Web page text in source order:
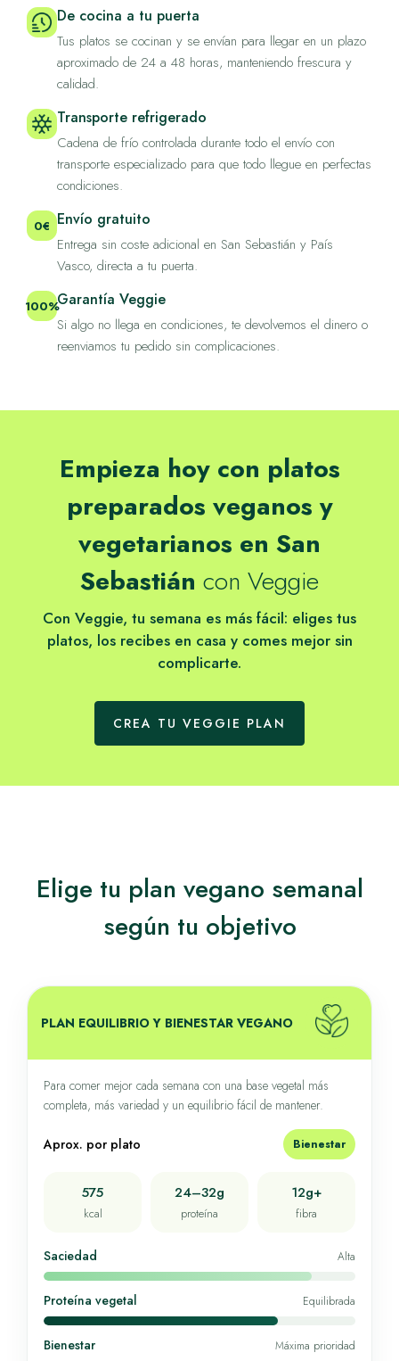
De cocina a tu puerta
Tus platos se cocinan y se envían para llegar en un plazo
aproximado de 24 a 48 horas, manteniendo frescura y
calidad.
Transporte refrigerado
Cadena de frío controlada durante todo el envío con
transporte especializado para que todo llegue en perfectas
condiciones.
0€ Envío gratuito
Entrega sin coste adicional en San Sebastián y País
Vasco, directa a tu puerta.
100%Garantía Veggie
Si algo no llega en condiciones, te devolvemos el dinero o
reenviamos tu pedido sin complicaciones.
Empieza hoy con platos
preparados veganos y
vegetarianos en San
Sebastián con Veggie
Con Veggie, tu semana es más fácil: eliges tus
platos, los recibes en casa y comes mejor sin
complicarte.
CREA TU VEGGIE PLAN
Elige tu plan vegano semanal
según tu objetivo
PLAN EQUILIBRIO Y BIENESTAR VEGANO
Para comer mejor cada semana con una base vegetal más
completa, más variedad y un equilibrio fácil de mantener.
Aprox. por plato Bienestar
575
kcal
24–32g
proteína
12g+
fibra
Saciedad Alta
Proteína vegetal Equilibrada
Bienestar Máxima prioridad